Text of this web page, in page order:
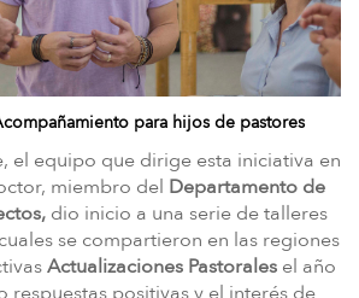
para hijos de pastores
el equipo que dirige esta iniciativa en
miembro del Departamento de
dio inicio a una serie de talleres
se compartieron en las regiones
Actualizaciones Pastorales el año